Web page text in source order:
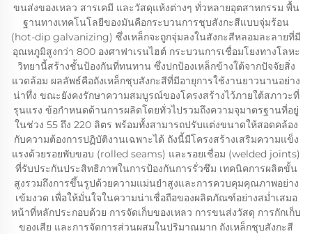
ขนส่งของเหลว สารเคมี และวัสดุแห้งต่างๆ ทั่วหลายอุตสาหกรรม พื้น
ฐานทางเทคโนโลยีของมันคือกระบวนการชุบสังกะสีแบบจุ่มร้อน
(hot-dip galvanizing) ซึ่งเหล็กจะถูกจุ่มลงในสังกะสีหลอมละลายที่มี
อุณหภูมิสูงกว่า 800 องศาฟาเรนไฮต์ กระบวนการเชื่อมโยงทางโลหะ
วิทยานี้สร้างชั้นป้องกันที่ทนทาน ซึ่งปกป้องเหล็กข้างใต้จากปัจจัยสิ่ง
แวดล้อม ผลลัพธ์คือถังเหล็กชุบสังกะสีที่มีอายุการใช้งานยาวนานอย่าง
น่าทึ่ง ขณะยังคงรักษาความสมบูรณ์ของโครงสร้างไว้ภายใต้สภาวะที่
รุนแรง ข้อกำหนดด้านการผลิตโดยทั่วไปรวมถึงความจุมาตรฐานที่อยู่
ในช่วง 55 ถึง 220 ลิตร พร้อมทั้งสามารถปรับแต่งขนาดให้สอดคล้อง
กับความต้องการปฏิบัติงานเฉพาะได้ ถังนี้มีโครงสร้างเสริมความแข็ง
แรงด้วยรอยพับขอบ (rolled seams) และรอยเชื่อม (welded joints)
ที่รับประกันประสิทธิภาพในการป้องกันการรั่วซึม เทคนิคการผลิตขั้น
สูงรวมถึงการขึ้นรูปด้วยความแม่นยำสูงและการควบคุมคุณภาพอย่าง
เข้มงวด เพื่อให้มั่นใจในความน่าเชื่อถือของผลิตภัณฑ์อย่างสม่ำเสมอ
หน้าที่หลักประกอบด้วย การจัดเก็บของเหลว การขนส่งวัสดุ การกักเก็บ
ของเสีย และการจัดการส่วนผสมในปริมาณมาก ถังเหล็กชุบสังกะสี